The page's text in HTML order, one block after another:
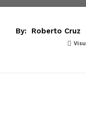
By: Roberto Cruz